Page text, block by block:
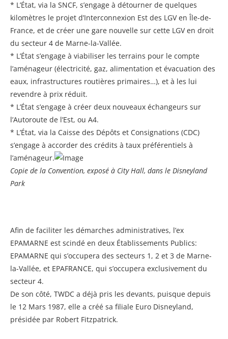
* L’État, via la SNCF, s’engage à détourner de quelques
kilomètres le projet d’Interconnexion Est des LGV en Île-de-
France, et de créer une gare nouvelle sur cette LGV en droit
du secteur 4 de Marne-la-Vallée.
* L’État s’engage à viabiliser les terrains pour le compte
l’aménageur (électricité, gaz, alimentation et évacuation des
eaux, infrastructures routières primaires…), et à les lui
revendre à prix réduit.
* L’État s’engage à créer deux nouveaux échangeurs sur
l’Autoroute de l’Est, ou A4.
* L’État, via la Caisse des Dépôts et Consignations (CDC)
s’engage à accorder des crédits à taux préférentiels à
l’aménageur.
Copie de la Convention, exposé à City Hall, dans le Disneyland
Park
Afin de faciliter les démarches administratives, l’ex
EPAMARNE est scindé en deux Établissements Publics:
EPAMARNE qui s’occupera des secteurs 1, 2 et 3 de Marne-
la-Vallée, et EPAFRANCE, qui s’occupera exclusivement du
secteur 4.
De son côté, TWDC a déjà pris les devants, puisque depuis
le 12 Mars 1987, elle a créé sa filiale Euro Disneyland,
présidée par Robert Fitzpatrick.